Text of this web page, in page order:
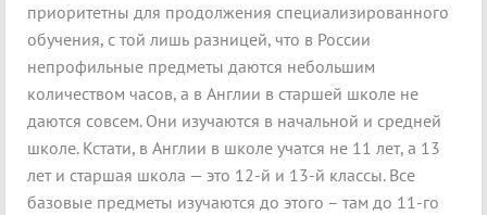
приоритетны для продолжения специализированного
обучения, с той лишь разницей, что в России
непрофильные предметы даются небольшим
количеством часов, а в Англии в старшей школе не
даются совсем. Они изучаются в начальной и средней
школе. Кстати, в Англии в школе учатся не 11 лет, а 13
лет и старшая школа — это 12-й и 13-й классы. Все
базовые предметы изучаются до этого – там до 11-го